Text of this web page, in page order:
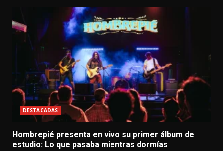
DESTACADAS
Hombrepié presenta en vivo su primer álbum de
estudio: Lo que pasaba mientras dormías